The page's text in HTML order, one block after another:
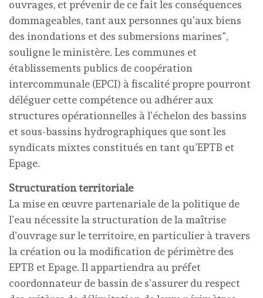
ouvrages, et prévenir de ce fait les conséquences
dommageables, tant aux personnes qu’aux biens
des inondations et des submersions marines”,
souligne le ministère. Les communes et
établissements publics de coopération
intercommunale (EPCI) à fiscalité propre pourront
déléguer cette compétence ou adhérer aux
structures opérationnelles à l’échelon des bassins
et sous-bassins hydrographiques que sont les
syndicats mixtes constitués en tant qu’EPTB et
Epage.
Structuration territoriale
La mise en œuvre partenariale de la politique de
l’eau nécessite la structuration de la maîtrise
d’ouvrage sur le territoire, en particulier à travers
la création ou la modification de périmètre des
EPTB et Epage. Il appartiendra au préfet
coordonnateur de bassin de s’assurer du respect